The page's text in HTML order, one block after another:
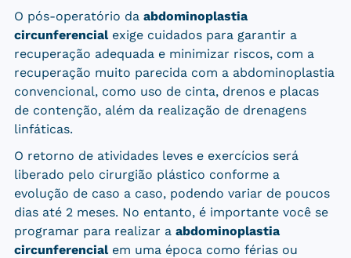
O pós-operatório da abdominoplastia
circunferencialexige cuidados para garantir a
recuperação adequada e minimizar riscos, com a
recuperação muito parecida com a abdominoplastia
convencional, como uso de cinta, drenos e placas
de contenção, além da realização de drenagens
linfáticas.
O retorno de atividades leves e exercícios será
liberado pelo cirurgião plástico conforme a
evolução de caso a caso, podendo variar de poucos
dias até 2 meses. No entanto, é importante você se
programar para realizar a abdominoplastia
circunferencial em uma época como férias ou